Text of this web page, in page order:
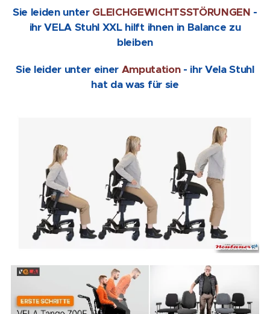
Sie leiden unter GLEICHGEWICHTSSTÖRUNGEN -
ihr VELA Stuhl XXL hilft ihnen in Balance zu
bleiben
Sie leider unter einer Amputation- ihr Vela Stuhl
hat da was für sie